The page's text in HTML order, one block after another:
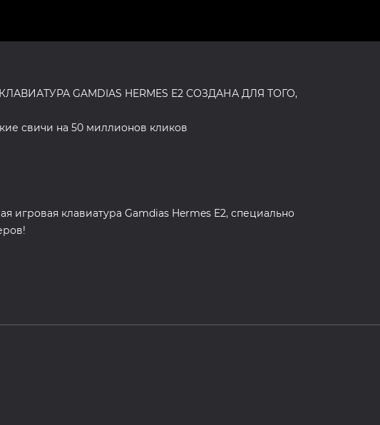
GAMDIAS HERMES E2 СОЗДАНА ДЛЯ ТОГО,
свичи на 50 миллионов кликов
игровая клавиатура Gamdias Hermes E2, специально